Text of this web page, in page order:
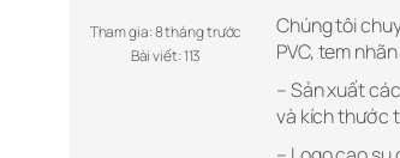
Tham gia: 8 tháng trước
Bài viết: 113
Chúng tôi
PVC, tem
– Sản xuất
và kích thước